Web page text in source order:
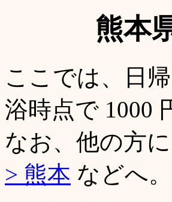
熊本
ここでは、日
浴時点で 1000
なお、他の方
> 熊本 などへ。